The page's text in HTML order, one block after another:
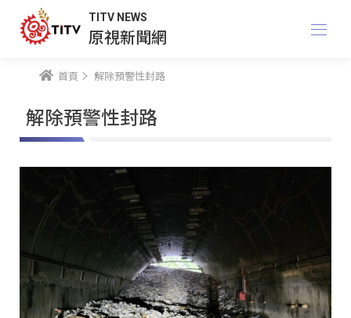
TITV NEWS
原視新聞網
首頁 解除預警性封路
解除預警性封路